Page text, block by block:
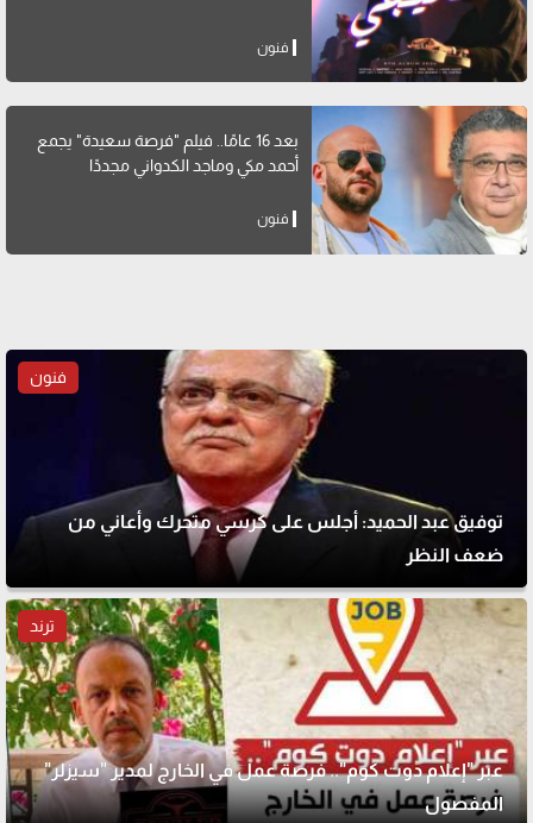
فنون
بعد 16 عامًا.. فيلم "فرصة سعيدة" يجمع
أحمد مكي وماجد الكدواني مجددًا
فنون
فنون
توفيق عبد الحميد: أجلس على كرسي متحرك وأعاني من
ضعف النظر
ترند
عبر "إعلام دوت كوم".. فرصة عمل في الخارج لمدير "سيزلر"
المفصول